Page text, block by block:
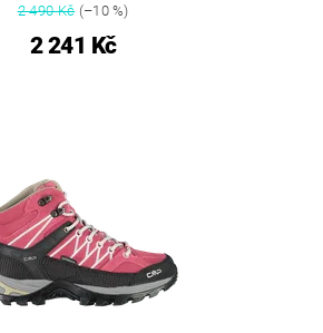
2 490 Kč(–10 %)
2 241 Kč